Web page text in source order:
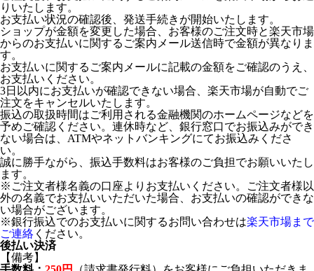
りいたします。
お支払い状況の確認後、発送手続きが開始いたします。
ショップが金額を変更した場合、お客様のご注文時と楽天市場
からのお支払いに関するご案内メール送信時で金額が異なりま
す。
お支払いに関するご案内メールに記載の金額をご確認のうえ、
お支払いください。
3日以内にお支払いが確認できない場合、楽天市場が自動でご
注文をキャンセルいたします。
振込の取扱時間はご利用される金融機関のホームページなどを
予めご確認ください。連休時など、銀行窓口でお振込みができ
ない場合は、ATMやネットバンキングにてお振込みくださ
い。
誠に勝手ながら、振込手数料はお客様のご負担でお願いいたし
ます。
※ご注文者様名義の口座よりお支払いください。ご注文者様以
外の名義でお支払いいただいた場合、お支払いの確認ができな
い場合がございます。
※銀行振込でのお支払いに関するお問い合わせは楽天市場まで
ご連絡 ください。
後払い決済
【備考】